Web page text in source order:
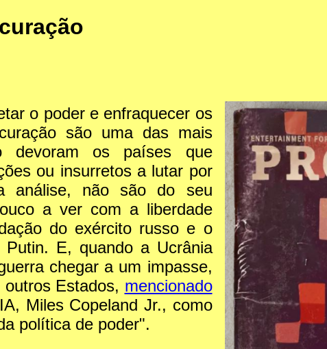
o poder e enfraquecer os
são uma das mais
devoram os países que
ou insurretos a lutar por
análise, não são do seu
a ver com a liberdade
do exército russo e o
Putin. E, quando a Ucrânia
chegar a um impasse,
Estados, mencionado
Miles Copeland Jr., como
política de poder".